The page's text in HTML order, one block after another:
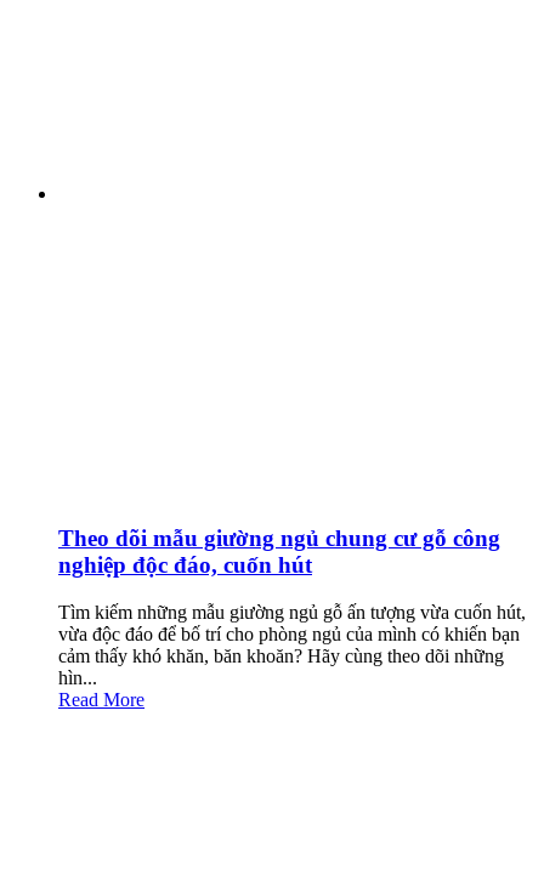
Theo dõi mẫu giường ngủ chung cư gỗ công
nghiệp độc đáo, cuốn hút
Tìm kiếm những mẫu giường ngủ gỗ ấn tượng vừa cuốn hút,
vừa độc đáo để bố trí cho phòng ngủ của mình có khiến bạn
cảm thấy khó khăn, băn khoăn? Hãy cùng theo dõi những
hìn...
Read More